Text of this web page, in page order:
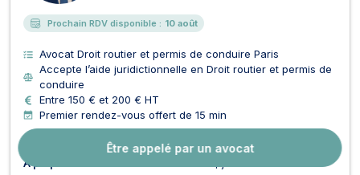
Être appelé par un avocat
Prochain RDV disponible : 10 août
Avocat Droit routier et permis de conduire Paris
Accepte l’aide juridictionnelle en Droit routier et permis de
conduire
Entre 150 € et 200 € HT
Premier rendez-vous offert de 15 min
À propos :